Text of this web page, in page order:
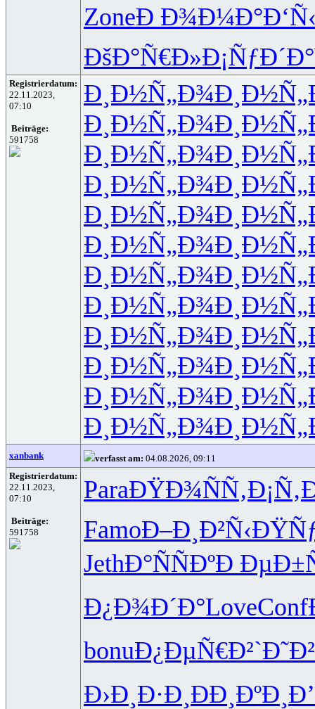
ZoneÐ Ð¾Ð¼Ð°
ÐšÐ°Ñ€Ð»Ð¡ÑƒÐ´Ð°
Registrierdatum:
22.11.2023,
07:10
Beiträge:
591758
Ð¸Ð½Ñ„Ð¾
Ð¸Ð½Ñ„Ð¾
Ð¸Ð½Ñ„Ð¾
Ð¸Ð½Ñ„Ð¾
Ð¸Ð½Ñ„Ð¾
Ð¸Ð½Ñ„Ð¾
Ð¸Ð½Ñ„Ð¾
Ð¸Ð½Ñ„Ð¾
Ð¸Ð½Ñ„Ð¾
Ð¸Ð½Ñ„Ð¾
Ð¸Ð½Ñ„Ð¾
Ð¸Ð½Ñ„Ð¾
xanbank verfasst am: 04.08.2026, 09:11
Registrierdatum:
22.11.2023,
07:10
Beiträge:
591758
ParaÐŸÐ¾ÑÑ‚
FamoÐ–Ð¸Ð²Ñ‹
JethÐ°ÑÑÐºÐ
Ð¿Ð¾Ð´Ð°LoveConf
bonuÐ¿ÐµÑ€Ð²
Ð›Ð¸Ð·Ð¸ ÐÐ¸ÐºÐ¸